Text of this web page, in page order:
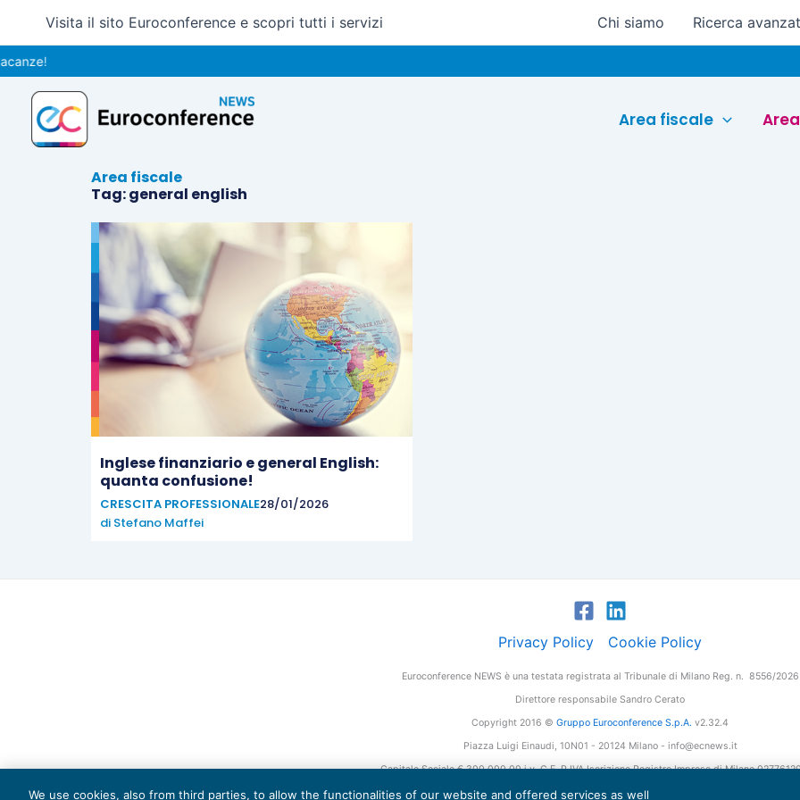
contenuto
Visita il sito Euroconference e scopri tutti i servizi Chi siamo Ricerca
Area fiscale
Area fiscale
Tag: general english
Inglese finanziario e general English:
quanta confusione!
CRESCITA PROFESSIONALE28/01/2026
di Stefano Maffei
Privacy Policy Cookie Policy
Euroconference NEWS è una testata registrata al Tribunale di Milano Reg. n. 8556/2026
Direttore responsabile Sandro Cerato
Copyright 2016 © Gruppo Euroconference S.p.A. v2.32.4
Piazza Luigi Einaudi, 10N01 - 20124 Milano - info@ecnews.it
Capitale Sociale € 300.000,00 i.v. C.F. P.IVA Iscrizione Registro Imprese di Milano
We use cookies, also from third parties, to allow the functionalities of our website and offered services as well